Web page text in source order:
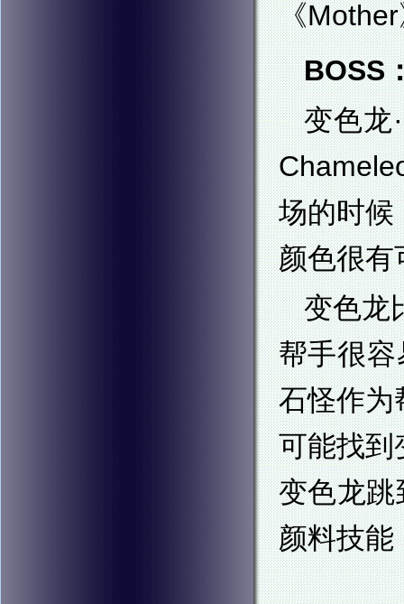
《
BOSS
变色龙
场的时候
颜色很有
变色龙
帮手很
石怪作为
可能找到
变色龙
颜料技能